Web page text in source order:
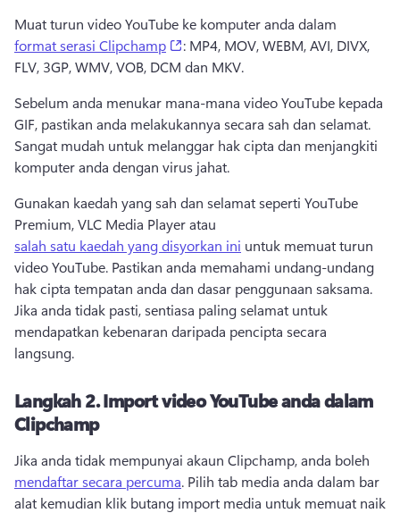
Muat turun video YouTube ke komputer anda dalam
format serasi Clipchamp
(opens in a new tab)
: MP4, MOV, WEBM, AVI, DIVX,
FLV, 3GP, WMV, VOB, DCM dan MKV.
Sebelum anda menukar mana-mana video YouTube kepada
Sangat mudah untuk melanggar hak cipta dan menjangkiti
komputer anda dengan virus jahat.
Gunakan kaedah yang sah dan selamat seperti YouTube
Premium, VLC Media Player atau
salah satu kaedah yang disyorkan ini untuk memuat turun
video YouTube. Pastikan anda memahami undang-undang
Jika anda tidak pasti, sentiasa paling selamat untuk
mendapatkan kebenaran daripada pencipta secara
langsung.
Langkah 2.Import video YouTube anda dalam
Clipchamp
Jika anda tidak mempunyai akaun Clipchamp, anda boleh
mendaftar secara percuma. Pilih tab media anda dalam bar
alat kemudian klik butang import media untuk memuat naik